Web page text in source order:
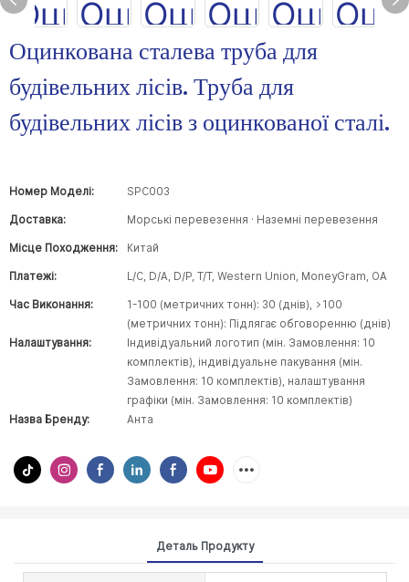
Оцинкована сталева труба для
будівельних лісів. Труба для
будівельних лісів з оцинкованої сталі.
Номер Моделі: SPC003
Доставка: Морські перевезення · Наземні перевезення
Місце Походження: Китай
Платежі: L/C, D/A, D/P, T/T, Western Union, MoneyGram, OA
Час Виконання:
1-100 (метричних тонн): 30 (днів), >100
(метричних тонн): Підлягає обговоренню (днів)
Налаштування:
Індивідуальний логотип (мін. Замовлення: 10
комплектів), індивідуальне пакування (мін.
Замовлення: 10 комплектів), налаштування
графіки (мін. Замовлення: 10 комплектів)
Назва Бренду:
Анта
Деталь Продукту